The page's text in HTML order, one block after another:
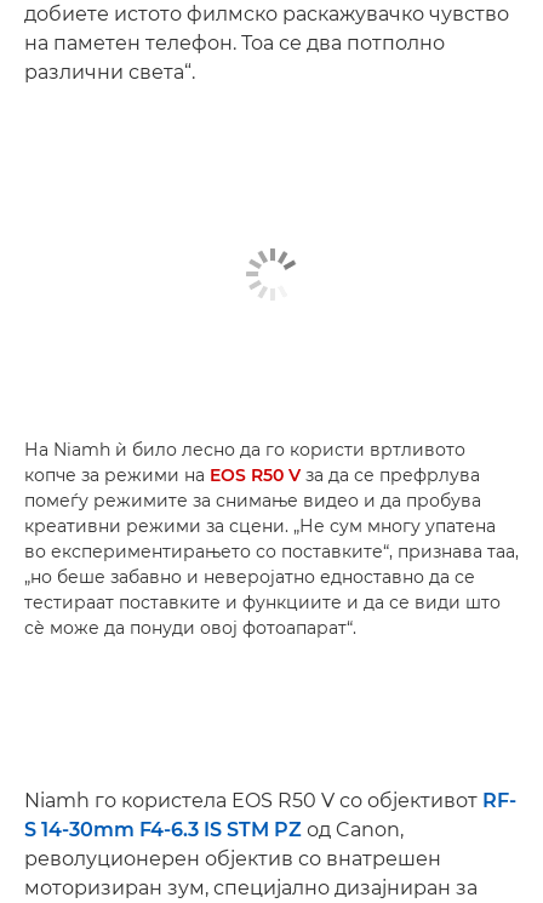
добиете истото филмско раскажувачко чувство
на паметен телефон. Тоа се два потполно
различни света“.
На Niamh ѝ било лесно да го користи вртливото
копче за режими на EOS R50 V за да се префрлува
помеѓу режимите за снимање видео и да пробува
креативни режими за сцени. „Не сум многу упатена
во експериментирањето со поставките“, признава таа,
„но беше забавно и неверојатно едноставно да се
тестираат поставките и функциите и да се види што
сѐ може да понуди овој фотоапарат“.
Niamh го користела EOS R50 V со објективот RF-
S 14-30mm F4-6.3 IS STM PZ од Canon,
револуционерен објектив со внатрешен
моторизиран зум, специјално дизајниран за